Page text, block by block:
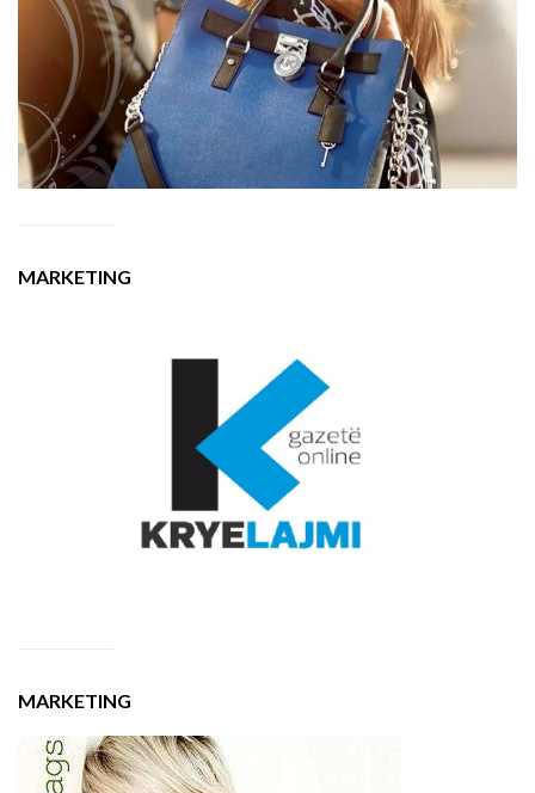
MARKETING
MARKETING